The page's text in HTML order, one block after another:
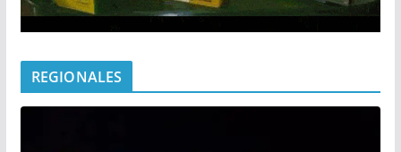
REGIONALES